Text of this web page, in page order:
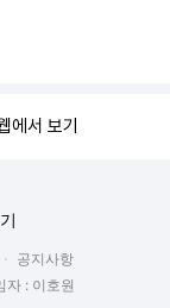
에서 보기
공지사항
자 : 이호원